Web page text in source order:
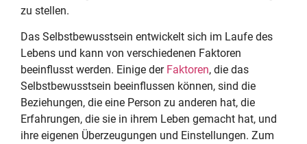
zu stellen.
Das Selbstbewusstsein entwickelt sich im Laufe des
Lebens und kann von verschiedenen Faktoren
beeinflusst werden. Einige der Faktoren, die das
Selbstbewusstsein beeinflussen können, sind die
Beziehungen, die eine Person zu anderen hat, die
Erfahrungen, die sie in ihrem Leben gemacht hat, und
ihre eigenen Überzeugungen und Einstellungen. Zum